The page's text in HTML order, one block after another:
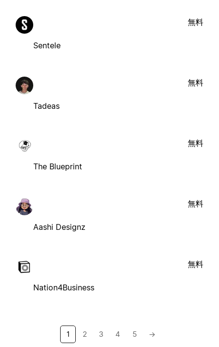
Sentele
無料
Tadeas
無料
The Blueprint
無料
Aashi Designz
無料
Nation4Business
無料
1 2 3 4 5 →